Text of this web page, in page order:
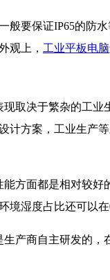
般要保证IP65的防
观上， 工业平板电脑
现取决于繁杂的工
计方案，工业生产
方面都是相对较
境湿度占比还可以
产商自主研发的